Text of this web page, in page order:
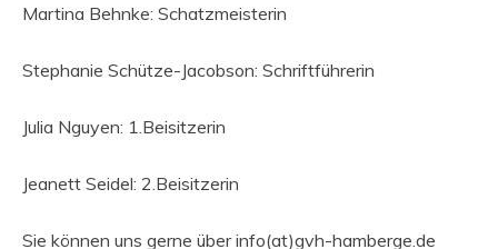
Martina Behnke: Schatzmeisterin
Stephanie Schütze-Jacobson: Schriftführerin
Julia Nguyen: 1.Beisitzerin
Jeanett Seidel: 2.Beisitzerin
Sie können uns gerne über info(at)gvh-hamberge.de